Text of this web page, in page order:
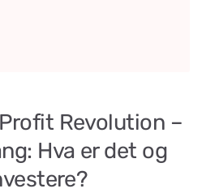
Revolution –
Hva er det og